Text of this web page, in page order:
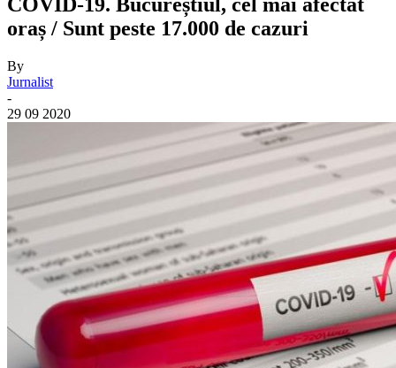
oraș / Sunt peste 17.000 de cazuri
By
Jurnalist
-
29 09 2020